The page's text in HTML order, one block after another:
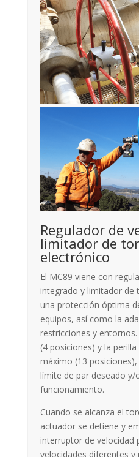
Regulador de
limitador de
electrónico
El MC89 viene con
integrado y limitador de
una protección óptima
equipos, así como la
restricciones y
(4 posiciones) y la
máximo (13
límite de par deseado y/
funcionamiento.
Cuando se alcanza el
actuador se detiene y
interruptor de velocidad
velocidades diferentes y